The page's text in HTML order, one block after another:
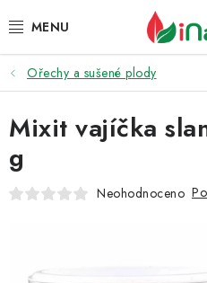
na
POTRAVINY
OŘECHY A SUŠENÉ PLODY
SNACKY
Ořechy a sušené plody
Mixit vajíčka
g
Neohodnoceno